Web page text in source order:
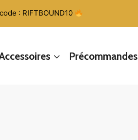
: RIFTBOUND10
Précommandes